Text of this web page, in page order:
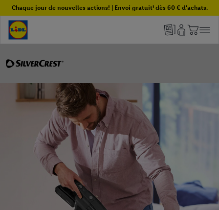
Chaque jour de nouvelles actions! | Envoi gratuit¹ dès 60 € d'achats.